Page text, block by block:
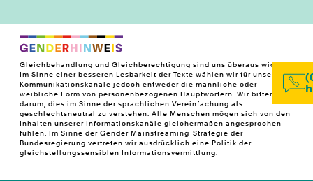
Gleichbehandlung und Gleichberechtigung sind uns überaus wichtig!
Im Sinne einer besseren Lesbarkeit der Texte wählen wir für unsere
Kommunikationskanäle jedoch entweder die männliche oder
weibliche Form von personenbezogenen Hauptwörtern. Wir bitten
darum, dies im Sinne der sprachlichen Vereinfachung als
geschlechtsneutral zu verstehen. Alle Menschen mögen sich von den
Inhalten unserer Informationskanäle gleichermaßen angesprochen
fühlen. Im Sinne der Gender Mainstreaming-Strategie der
Bundesregierung vertreten wir ausdrücklich eine Politik der
gleichstellungssensiblen Informationsvermittlung.